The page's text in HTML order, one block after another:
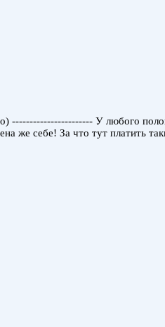
----------------------- У любого
же себе! За что тут платить